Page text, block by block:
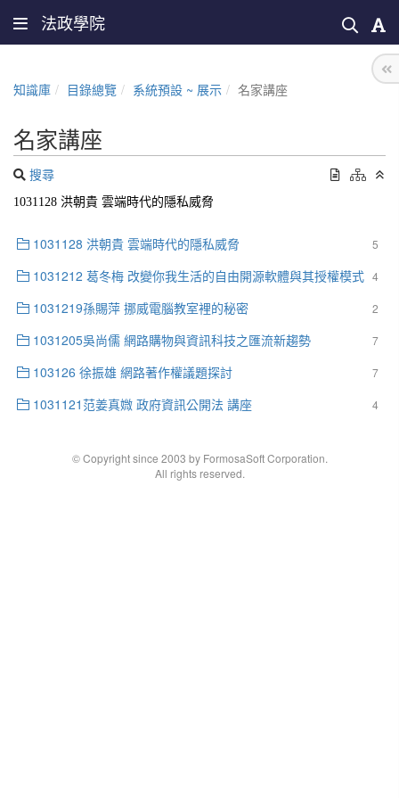
法政學院
知識庫 目錄總覽 系統預設 ~ 展示 名家講座
名家講座
搜尋
1031128 洪朝貴 雲端時代的隱私威脅
5
1031128 洪朝貴 雲端時代的隱私威脅
4
1031212 葛冬梅 改變你我生活的自由開源軟體與其授權模式
2
1031219孫賜萍 挪威電腦教室裡的秘密
7
1031205吳尚儒 網路購物與資訊科技之匯流新趨勢
7
103126 徐振雄 網路著作權議題探討
4
1031121范姜真媺 政府資訊公開法 講座
© Copyright since 2003 by FormosaSoft Corporation.
All rights reserved.